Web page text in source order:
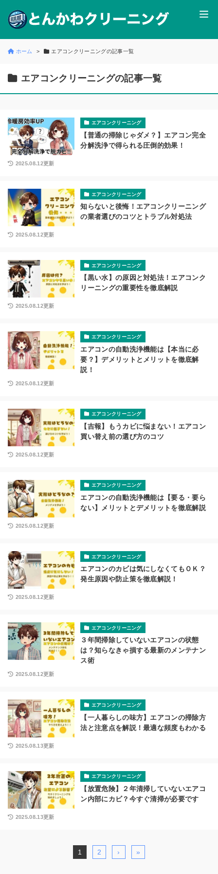
ホーム エアコンクリーニングの記事一覧
エアコンクリーニングの記事一覧
エアコンクリーニング
【普通の掃除じゃダメ？】エアコン完全
分解洗浄で得られる圧倒的効果！
2025.08.12更新
エアコンクリーニング
知らないと後悔！エアコンクリーニング
の業者選びのコツとトラブル対処法
2025.08.12更新
エアコンクリーニング
【黒い水】の原因と対処法！エアコンク
リーニングの重要性を徹底解説
2025.08.12更新
エアコンクリーニング
エアコンの自動洗浄機能は【本当に必
要？】デメリットとメリットを徹底解
説！
2025.08.12更新
エアコンクリーニング
【吉報】もうカビに悩まない！エアコン
買い替え前の選び方のコツ
2025.08.12更新
エアコンクリーニング
エアコンの自動洗浄機能は【要る・要ら
ない】メリットとデメリットを徹底解説
2025.08.12更新
エアコンクリーニング
エアコンのカビは気にしなくてもＯＫ？
発生原因や防止策を徹底解説！
2025.08.12更新
エアコンクリーニング
３年間掃除していないエアコンの状態
は？知らなきゃ損する最新のメンテナン
ス術
2025.08.12更新
エアコンクリーニング
【一人暮らしの味方】エアコンの掃除方
法と注意点を解説！最適な頻度もわかる
2025.08.13更新
エアコンクリーニング
【放置危険】２年清掃していないエアコ
ン内部にカビ？今すぐ清掃が必要です
2025.08.13更新
1 2 › »